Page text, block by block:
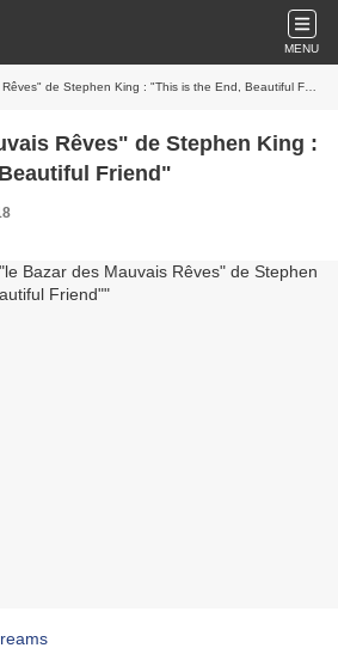
MENU
de Stephen King : "This is the End, Beautiful Friend"
Rêves" de Stephen King :
Friend"